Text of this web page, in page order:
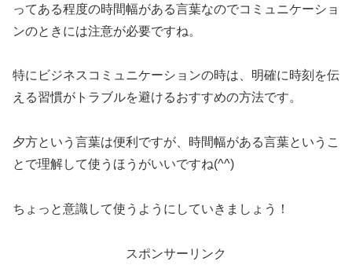
ってある程度の時間幅がある言葉なのでコミュニケーショ
ンのときには注意が必要ですね。
特にビジネスコミュニケーションの時は、明確に時刻を伝
える習慣がトラブルを避けるおすすめの方法です。
夕方という言葉は便利ですが、時間幅がある言葉というこ
とで理解して使うほうがいいですね(^^)
ちょっと意識して使うようにしていきましょう！
スポンサーリンク